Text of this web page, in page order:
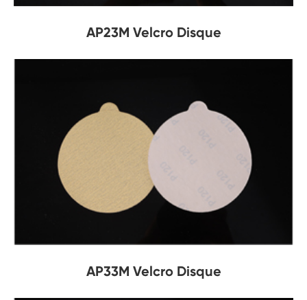
AP23M Velcro Disque
AP33M Velcro Disque